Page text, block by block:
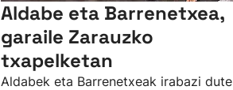
Aldabe eta Barrenetxea,
garaile Zarauzko
txapelketan
Aldabek eta Barrenetxeak irabazi dute